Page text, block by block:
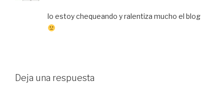
lo estoy chequeando y ralentiza mucho el blog
Deja una respuesta